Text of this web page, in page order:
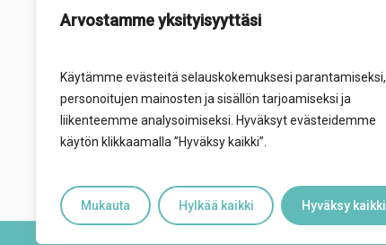
Arvostamme yksityisyyttäsi
Käytämme evästeitä selauskokemuksesi parantamiseksi,
personoitujen mainosten ja sisällön tarjoamiseksi ja
liikenteemme analysoimiseksi. Hyväksyt evästeidemme
käytön klikkaamalla ”Hyväksy kaikki”.
Mukauta Hylkää kaikki Hyväksy kaikki
Suonenjoen toimipiste:
Herralantie 1 A, 77600 Suonenjoki